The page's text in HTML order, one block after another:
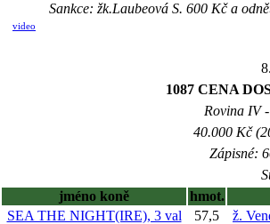
Sankce: žk.Laubeová S. 600 Kč a
video
1087 CENA
Rovina IV
40.000 Kč
Zápisné:
jméno koně
hmot.
SEA THE NIGHT(IRE), 3 val 57,5
ž.